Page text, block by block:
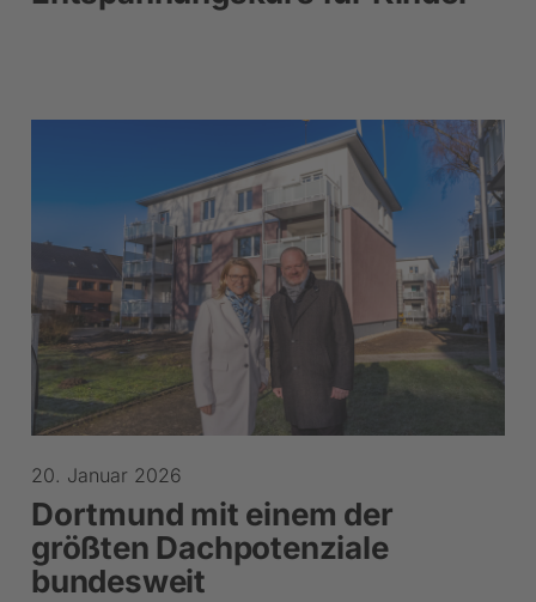
20. Januar 2026
Dortmund mit einem der
größten Dachpotenziale
bundesweit